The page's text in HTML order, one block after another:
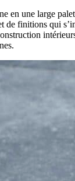
en une large
de finitions qui